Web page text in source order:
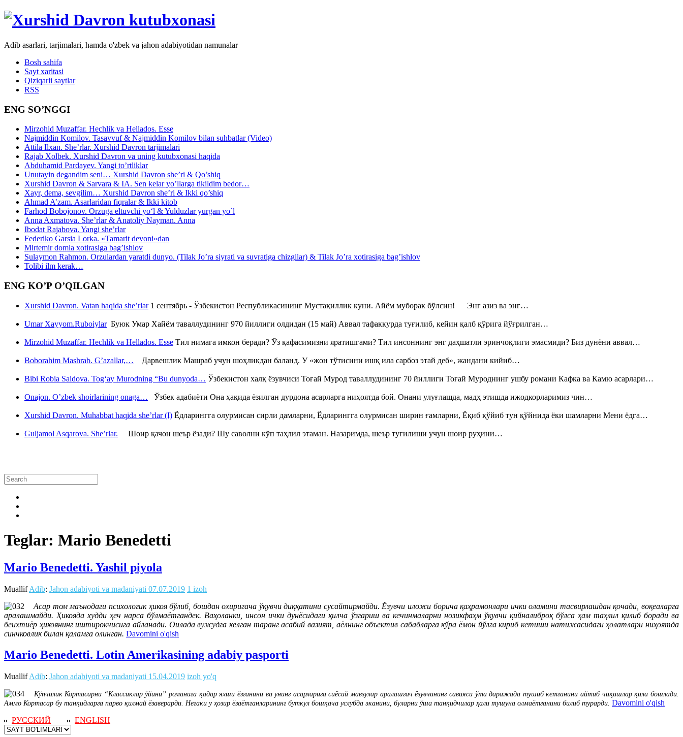
Adib asarlari, tarjimalari, hamda o'zbek va jahon adabiyotidan namunalar
Bosh sahifa
Sayt xaritasi
Qiziqarli saytlar
RSS
ENG SO’NGGI
Mirzohid Muzaffar. Hechlik va Hellados. Esse
Najmiddin Komilov. Tasavvuf & Najmiddin Komilov bilan suhbatlar (Video)
Attila Ilxan. She’rlar. Xurshid Davron tarjimalari
Rajab Xolbek. Xurshid Davron va uning kutubxonasi haqida
Abduhamid Pardayev. Yangi to’rtliklar
Unutayin degandim seni… Xurshid Davron she’ri & Qo’shiq
Xurshid Davron & Sarvara & IA. Sen kelar yo’llarga tikildim bedor…
Xayr, dema, sevgilim… Xurshid Davron she’ri & Ikki qo’shiq
Ahmad A’zam. Asarlaridan fiqralar & Ikki kitob
Farhod Bobojonov. Orzuga eltuvchi yo‘l & Yulduzlar yurgan yo`l
Anna Axmatova. She’rlar & Anatoliy Nayman. Anna
Ibodat Rajabova. Yangi she’rlar
Federiko Garsia Lorka. «Tamarit devoni»dan
Mirtemir domla xotirasiga bag’ishlov
Sulaymon Rahmon. Orzulardan yaratdi dunyo. (Tilak Jo’ra siyrati va suvratiga chizgilar) & Tilak Jo’ra xotirasiga bag’ishlov
Tolibi ilm kerak…
ENG KO’P O’QILGAN
Xurshid Davron. Vatan haqida she’rlar1 сентябрь - Ўзбекистон Республикасининг Мустақиллик куни. Айём муборак бўлсин! Энг азиз ва энг…
Umar Xayyom.RuboiylarБуюк Умар Хайём таваллудининг 970 йиллиги олдидан (15 май) Аввал тафаккурда туғилиб, кейин қалб қўрига йўғрилган…
Mirzohid Muzaffar. Hechlik va Hellados. Esse Тил нимага имкон беради? Ўз қафасимизни яратишгами? Тил инсоннинг энг даҳшатли эринчоқлиги эмасмиди? Биз дунёни аввал…
Boborahim Mashrab. G’azallar,… Дарвешлик Машраб учун шоҳликдан баланд. У «жон тўтисини ишқ ила сарбоз этай деб», жандани кийиб…
Bibi Robia Saidova. Tog‘ay Murodning “Bu dunyoda… Ўзбекистон халқ ёзувчиси Тоғай Мурод таваллудининг 70 йиллиги Тоғай Муроднинг ушбу романи Кафка ва Камю асарлари…
Onajon. O’zbek shoirlarining onaga… Ўзбек адабиёти Она ҳақида ёзилган дурдона асарларга ниҳоятда бой. Онани улуғлашда, мадҳ этишда ижодкорларимиз чин…
Xurshid Davron. Muhabbat haqida she’rlar (I) Ёдларингга олурмисан сирли дамларни, Ёдларингга олурмисан ширин ғамларни, Ёқиб қўйиб тун қўйнида ёки шамларни Мени ёдга…
Guljamol Asqarova. She’rlar. Шоир қачон шеър ёзади? Шу саволни кўп таҳлил этаман. Назаримда, шеър туғилиши учун шоир руҳини…
Teglar: Mario Benedetti
Mario Benedetti. Yashil piyola
MuallifAdib: Jahon adabiyoti va madaniyati 07.07.2019 1 izoh
Асар том маънодаги психологик ҳикоя бўлиб, бошдан охиригача ўқувчи диққатини сусайтирмайди. Ёзувчи иложи борича қаҳрамонлари ички оламини тасвирлашдан қочади, воқеаларга
аралашмайди. Ҳикояда худди ҳеч нарса бўлмаётгандек. Ваҳоланки, инсон ички дунёсидаги қилча ўзгариш ва кечинмаларни нозикфаҳм ўқувчи қийналиброқ бўлса ҳам таҳлил қилиб боради ва
беихтиёр ҳикоянинг иштирокчисига айланади. Оилада вужудга келган таранг асабий вазият, аёлнинг объектив сабабларга кўра ёмон йўлга кириб кетиши натижасидаги ҳолатлари ниҳоятда
синчковлик билан қаламга олинган. Davomini o'qish
Mario Benedetti. Lotin Amerikasining adabiy pasporti
MuallifAdib: Jahon adabiyoti va madaniyati 15.04.2019 izoh yo'q
Кўпчилик Кортасарни “Классиклар ўйини” романига қадар яхши ёзганини ва унинг асарларига сиёсий мавзулар аралашгач ёзувчининг савияси ўта даражада тушиб кетганини айтиб чиқишлар қила бошлади.
Аммо Кортасар бу танқидларга парво қилмай ёзаверарди. Негаки у ҳозир ёзаётганларининг буткул бошқача услубда эканини, буларни ўша танқидчилар ҳали тушуна олмаётганини билиб турарди. Davomini o'qish
РУССКИЙ
ENGLISH